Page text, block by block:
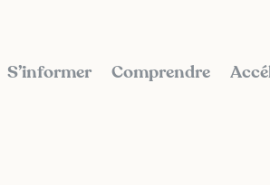
S’informer Comprendre